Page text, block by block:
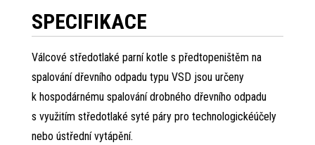
SPECIFIKACE
Válcové středotlaké parní kotle s předtopeništěm na
spalování dřevního odpadu typu VSD jsou určeny
k hospodárnému spalování drobného dřevního odpadu
s využitím středotlaké syté páry pro technologickéúčely
nebo ústřední vytápění.